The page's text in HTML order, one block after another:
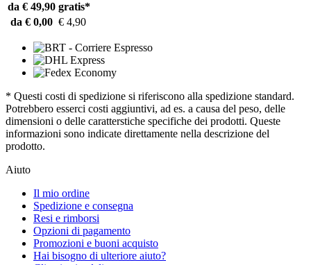
da € 49,90 gratis*
da € 0,00 € 4,90
* Questi costi di spedizione si riferiscono alla spedizione standard.
Potrebbero esserci costi aggiuntivi, ad es. a causa del peso, delle
dimensioni o delle caratterstiche specifiche dei prodotti. Queste
informazioni sono indicate direttamente nella descrizione del
prodotto.
Aiuto
Il mio ordine
Spedizione e consegna
Resi e rimborsi
Opzioni di pagamento
Promozioni e buoni acquisto
Hai bisogno di ulteriore aiuto?